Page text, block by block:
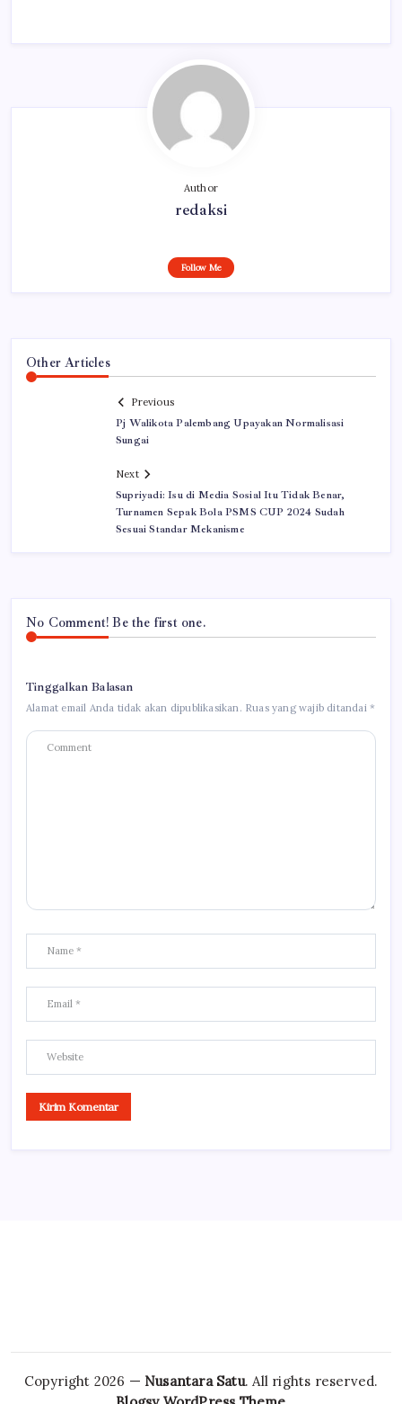
Author
redaksi
Follow Me
Other Articles
Previous
Pj Walikota Palembang Upayakan Normalisasi
Sungai
Next
Supriyadi: Isu di Media Sosial Itu Tidak Benar,
Turnamen Sepak Bola PSMS CUP 2024 Sudah
Sesuai Standar Mekanisme
No Comment! Be the first one.
Tinggalkan Balasan
Alamat email Anda tidak akan dipublikasikan. Ruas yang wajib ditandai*
Copyright 2026 — Nusantara Satu. All rights reserved.